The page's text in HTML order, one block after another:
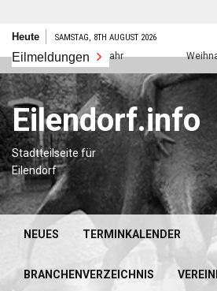
Zum
springen
Heute SAMSTAG, 8TH AUGUST 2026
Eilmeldungen
Frohes neues Jahr
Eilendorf.info
Stadtteilseite für
Eilendorf
NEUES TERMINKALENDER
BRANCHENVERZEICHNIS